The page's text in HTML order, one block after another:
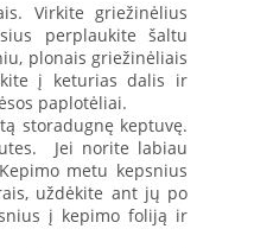
Virkite griežinėlius
perplaukite šaltu
plonais griežinėliais
į keturias dalis ir
paplotėliai.
storadugnę keptuvę.
Jei norite labiau
metu kepsnius
uždėkite ant jų po
į kepimo foliją ir